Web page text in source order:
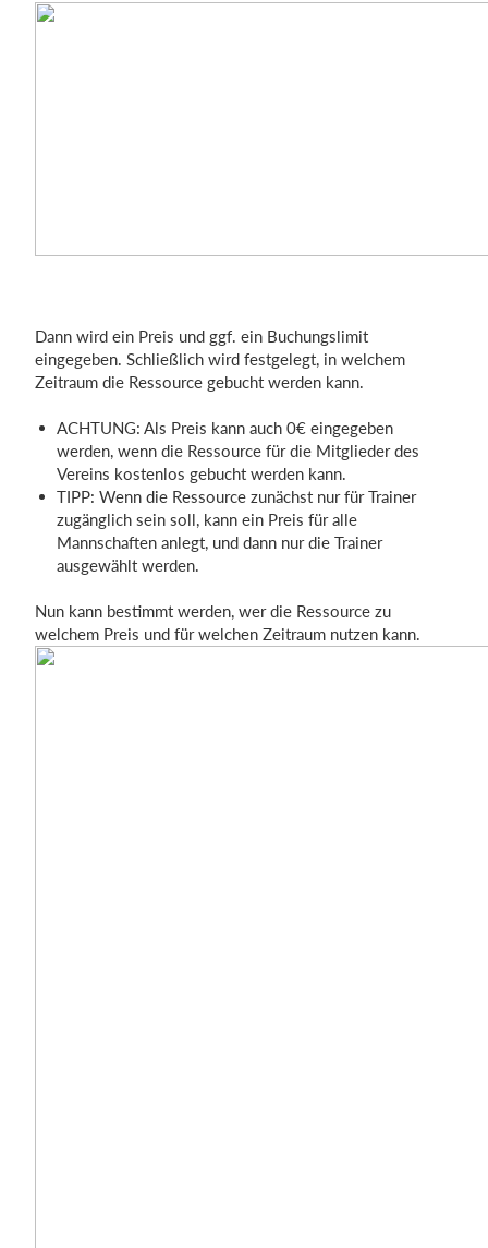
Dann wird ein Preis und ggf. ein Buchungslimit
eingegeben. Schließlich wird festgelegt, in welchem
Zeitraum die Ressource gebucht werden kann.
ACHTUNG: Als Preis kann auch 0€ eingegeben
werden, wenn die Ressource für die Mitglieder des
Vereins kostenlos gebucht werden kann.
TIPP: Wenn die Ressource zunächst nur für Trainer
zugänglich sein soll, kann ein Preis für alle
Mannschaften anlegt, und dann nur die Trainer
ausgewählt werden.
Nun kann bestimmt werden, wer die Ressource zu
welchem Preis und für welchen Zeitraum nutzen kann.